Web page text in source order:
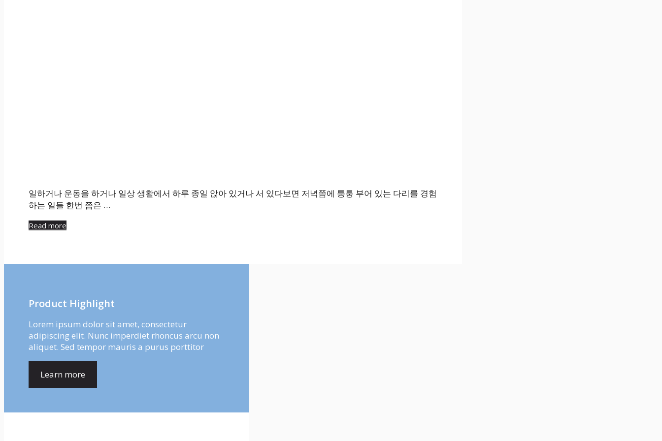
일하거나 운동을 하거나 일상 생활에서 하루 종일 앉아 있거나 서 있다보면 저녁쯤에 퉁퉁 부어 있는 다리를 경험
하는 일들 한번 쯤은 …
Read more
Product Highlight
Lorem ipsum dolor sit amet, consectetur
adipiscing elit. Nunc imperdiet rhoncus arcu non
aliquet. Sed tempor mauris a purus porttitor
Learn more